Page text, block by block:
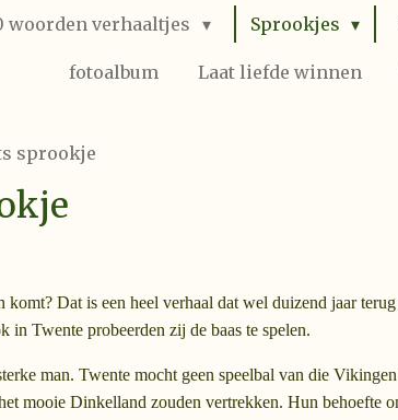
woorden verhaaltjes Sprookjes
fotoalbum Laat liefde winnen
sprookje
komt? Dat is een heel verhaal dat wel duizend jaar
Twente probeerden zij de baas te spelen.
man. Twente mocht geen speelbal van die
mooie Dinkelland zouden vertrekken. Hun behoefte